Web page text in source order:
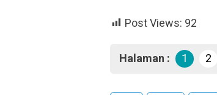
Post Views: 92
Halaman : 1 2